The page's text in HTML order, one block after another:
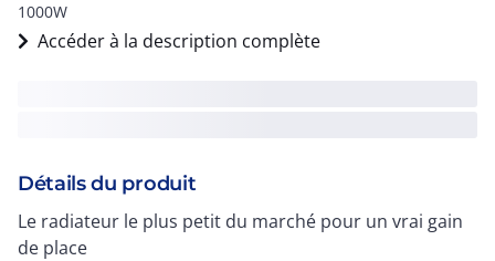
1000W
Accéder à la description complète
Détails du produit
Le radiateur le plus petit du marché pour un vrai gain
de place